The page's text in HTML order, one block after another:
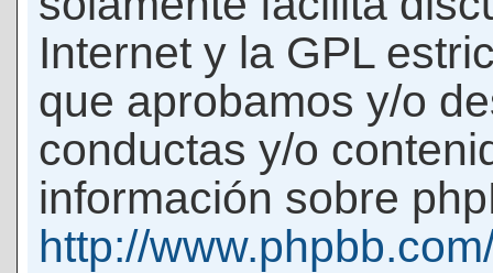
Internet y la GPL
que aprobamos y/o
conductas y/o
información sobre
http://